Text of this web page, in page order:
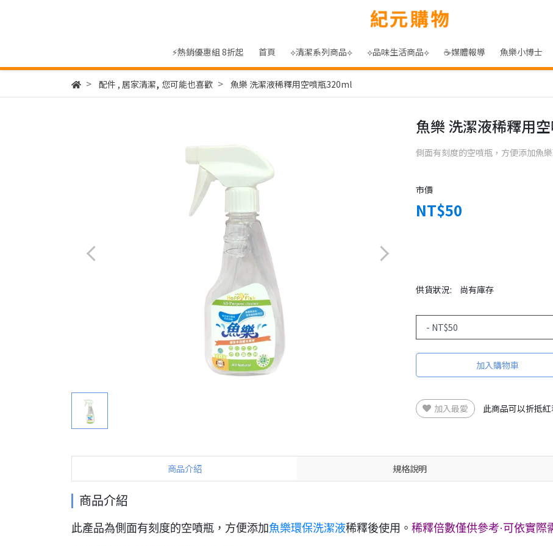
⚡熱銷優惠組 8折起 首頁 ⟡清潔系列商品⟡ ⟡品味生活商品⟡ ☕媒體報導 魚樂小博士
配件 , 居家清潔, 您可能也喜歡 魚樂 洗潔液稀釋用空噴瓶320ml
魚樂 洗潔液稀釋用
側面有刻度的空噴瓶，方便添加魚
市價
NT$50
供貨狀況: 尚有庫存
加入購物車
加入最愛 此商品可以折抵紅
商品介紹 規格說明
商品介紹
此產品為側面有刻度的空噴瓶，方便添加 魚樂環保洗潔液稀釋後使用。 稀釋倍數僅供參考·可依實